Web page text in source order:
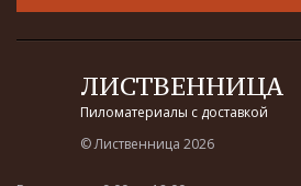
ЛИСТВЕННИЦА
Пиломатериалы с доставкой
© Лиственница 2026